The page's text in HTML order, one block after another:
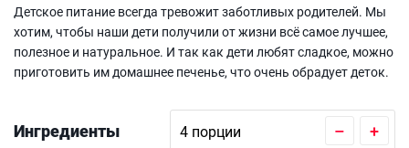
Детское питание всегда тревожит заботливых родителей. Мы
хотим, чтобы наши дети получили от жизни всё самое лучшее,
полезное и натуральное. И так как дети любят сладкое, можно
приготовить им домашнее печенье, что очень обрадует деток.
Ингредиенты – +